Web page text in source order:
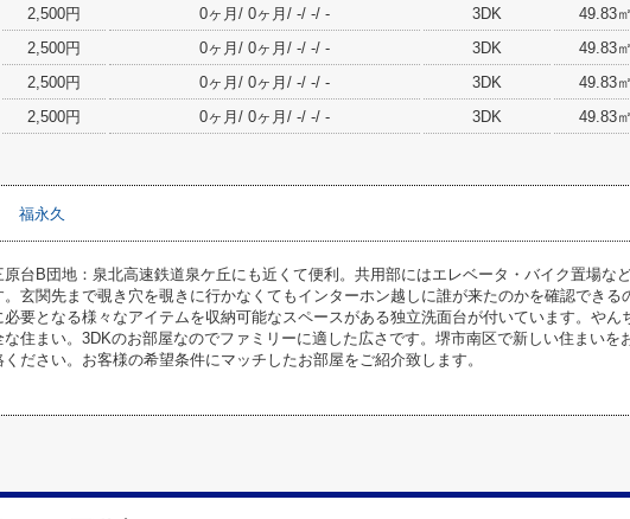
2,500円 0ヶ月/ 0ヶ月/ -/ -/ - 3DK
49.83
2,500円 0ヶ月/ 0ヶ月/ -/ -/ - 3DK
49.83
2,500円 0ヶ月/ 0ヶ月/ -/ -/ - 3DK
49.83
2,500円 0ヶ月/ 0ヶ月/ -/ -/ - 3DK 49.83
福永久
原台B団地：泉北高速鉄道泉ケ丘にも近くて便利。共用部にはエレベータ・バイク置場な
。玄関先まで覗き穴を覗きに行かなくてもインターホン越しに誰が来たのかを確認でき
必要となる様々なアイテムを収納可能なスペースがある独立洗面台が付いています。や
な住まい。3DKのお部屋なのでファミリーに適した広さです。堺市南区で新しい住まいを
ください。お客様の希望条件にマッチしたお部屋をご紹介致します。